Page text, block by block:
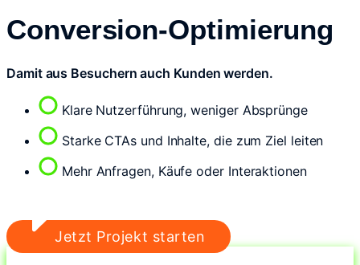
Conversion-Optimierung
Damit aus Besuchern auch Kunden werden.
Klare Nutzerführung, weniger Absprünge
Starke CTAs und Inhalte, die zum Ziel leiten
Mehr Anfragen, Käufe oder Interaktionen
Jetzt Projekt starten